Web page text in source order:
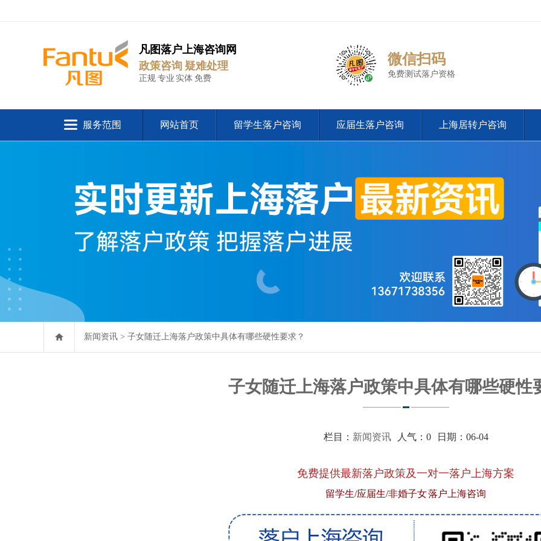
凡图落户上海咨询网
政策咨询 疑难处理
正规 专业 实体 免费
微信扫码
免费测试落户资格
服务范围 网站首页 留学生落户咨询 应届生落户咨询 上海居转户咨询
新闻资讯 > 子女随迁上海落户政策中具体有哪些硬性要求？
子女随迁上海落户政策中具体有哪些硬性
栏目： 新闻资讯人气： 0日期：06-04
免费提供最新落户政策及一对一落户上海方案
留学生/应届生/非婚子女 落户上海咨询